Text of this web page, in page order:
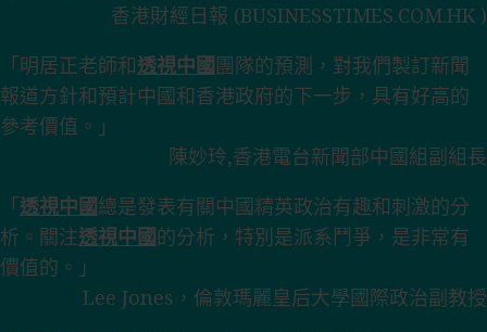
香港財經日報 (BUSINESSTIMES.COM.HK )
「明居正老師和透視中國 團隊的預測，對我們製訂新聞
報道方針和預計中國和香港政府的下一步，具有好高的
參考價值。」
陳妙玲,香港電台新聞部中國組副組長
「透視中國總是發表有關中國精英政治有趣和刺激的分
析。關注透視中國的分析，特別是派系鬥爭，是非常有
價值的。」
Lee Jones，倫敦瑪麗皇后大學國際政治副教授